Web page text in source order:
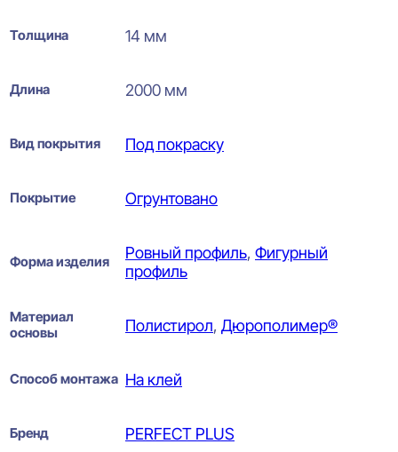
Толщина 14 мм
Длина 2000 мм
Вид покрытия Под покраску
Покрытие Огрунтовано
Форма изделия Ровный профиль, Фигурный
профиль
Материал
основы
Полистирол, Дюрополимер®
Способ монтажа На клей
Бренд PERFECT PLUS